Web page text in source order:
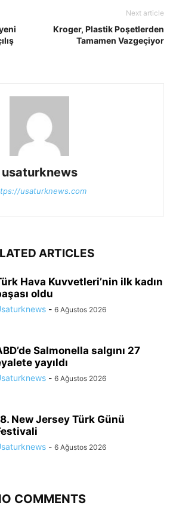
Next article
Kroger, Plastik Poşetlerden
Tamamen Vazgeçiyor
usaturknews
usaturknews.com
ARTICLES
Hava Kuvvetleri’nin ilk kadın
oldu
- 6 Ağustos 2026
Salmonella salgını 27
yayıldı
- 6 Ağustos 2026
New Jersey Türk Günü
- 6 Ağustos 2026
COMMENTS